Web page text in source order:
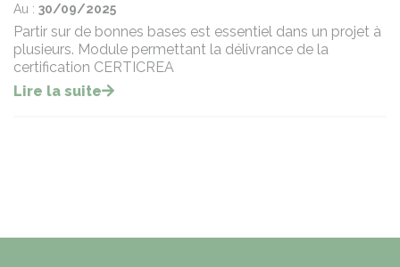
Au : 30/09/2025
Partir sur de bonnes bases est essentiel dans un projet à
plusieurs. Module permettant la délivrance de la
certification CERTICREA
Lire la suite